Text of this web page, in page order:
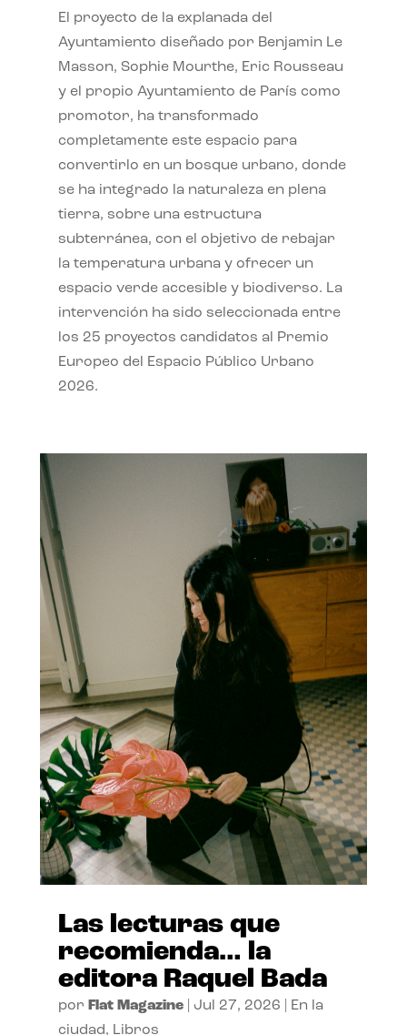
El proyecto de la explanada del
Ayuntamiento diseñado por Benjamin Le
Masson, Sophie Mourthe, Eric Rousseau
y el propio Ayuntamiento de París como
promotor, ha transformado
completamente este espacio para
convertirlo en un bosque urbano, donde
se ha integrado la naturaleza en plena
tierra, sobre una estructura
subterránea, con el objetivo de rebajar
la temperatura urbana y ofrecer un
espacio verde accesible y biodiverso. La
intervención ha sido seleccionada entre
los 25 proyectos candidatos al Premio
Europeo del Espacio Público Urbano
2026.
Las lecturas que
recomienda… la
editora Raquel Bada
por Flat Magazine| Jul 27, 2026
En la
ciudad, Libros